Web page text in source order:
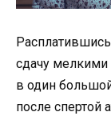
сдачу мелкими
в один
после спертой